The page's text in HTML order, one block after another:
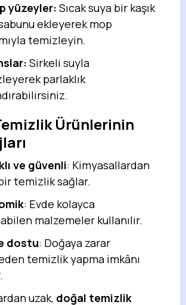
yüzeyler: Sıcak suya bir kaşık
ekleyerek mop
temizleyin.
Sirkeli suyla
parlaklık
Ürünlerinin
ve güvenli: Kimyasallardan
temizlik sağlar.
: Evde kolayca
malzemeler kullanılır.
dostu: Doğaya zarar
temizlik yapma imkânı
uzak, doğal temizlik